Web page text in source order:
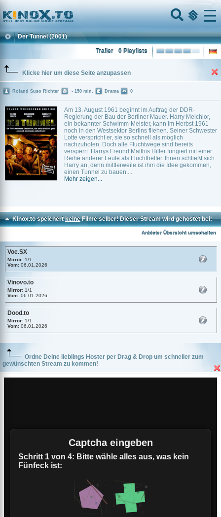
Home
Menu
Der Tunnel (2001)
0 Playlists
Trailer
Klicke hier um diese Seite anzupassen
Am 13. August 1961 beginnt im Auftrag der DDR-
Regierung der Bau der Berliner Mauer. Harry Melchior,
ein bekannter Schwimm-Meister, kann im Herbst 1961
noch in den Westsektor Berlins fliehen. Seiner Schwester
Lotte verspricht er, sie so schnell als möglich
nachzuholen. Doch alle Fluchtwege sind bereits
versperrt. Harrys Freund Matthis Hiller fungiert mit einer
Reihe anderer Leute als Fluchthelfer. Ihnen schließt sich
Harry an, denn mittlerweile ist ihm die Idee gekommen,
einen Tunnel zu bauen....
Mehr zeigen...
Roland Suso Richter ~ 150 min. Drama 0
Kinox.to speichertkeineFilme selber! Dieser Stream wird gehostet bei:
Anbieter Übersicht umschalten
Voe.SX
Mirror: 1/1
Vom: 06.01.2026
Vinovo.to
Mirror: 1/1
Vom: 06.01.2026
Dood.to
Mirror: 1/1
Vom: 06.01.2026
Ordne Deine lieblings Hoster per Drag & Drop um schneller zum
gewünschten Stream zu kommen!